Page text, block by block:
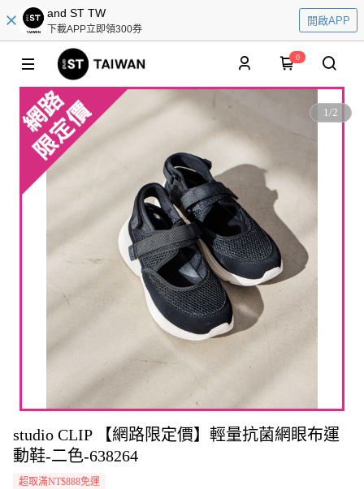
and ST TW
下載APP立即領300券
開啟APP
0
1/2
studio CLIP 【網路限定價】輕量抗菌網眼布運
動鞋-二色-638264
超取滿NT$888免運